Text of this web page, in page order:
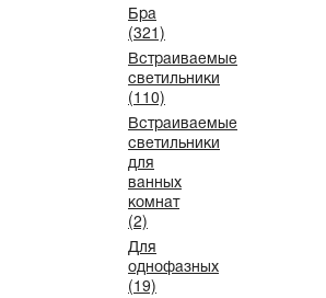
Vele Luce
Vitaluce
Wertmark
Zaklad Stolarski
Амель
---
Бра
(321)
Встраиваемые
светильники
(110)
Встраиваемые
светильники
для
ванных
комнат
(2)
Для
однофазных
(19)